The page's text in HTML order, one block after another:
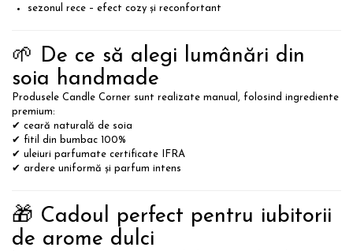
sezonul rece – efect cozy și reconfortant
🌱 De ce să alegi lumânări din
soia handmade
Produsele Candle Corner sunt realizate manual, folosind ingrediente
premium:
✔ ceară naturală de soia
✔ fitil din bumbac 100%
✔ uleiuri parfumate certificate IFRA
✔ ardere uniformă și parfum intens
🎁 Cadoul perfect pentru iubitorii
de arome dulci